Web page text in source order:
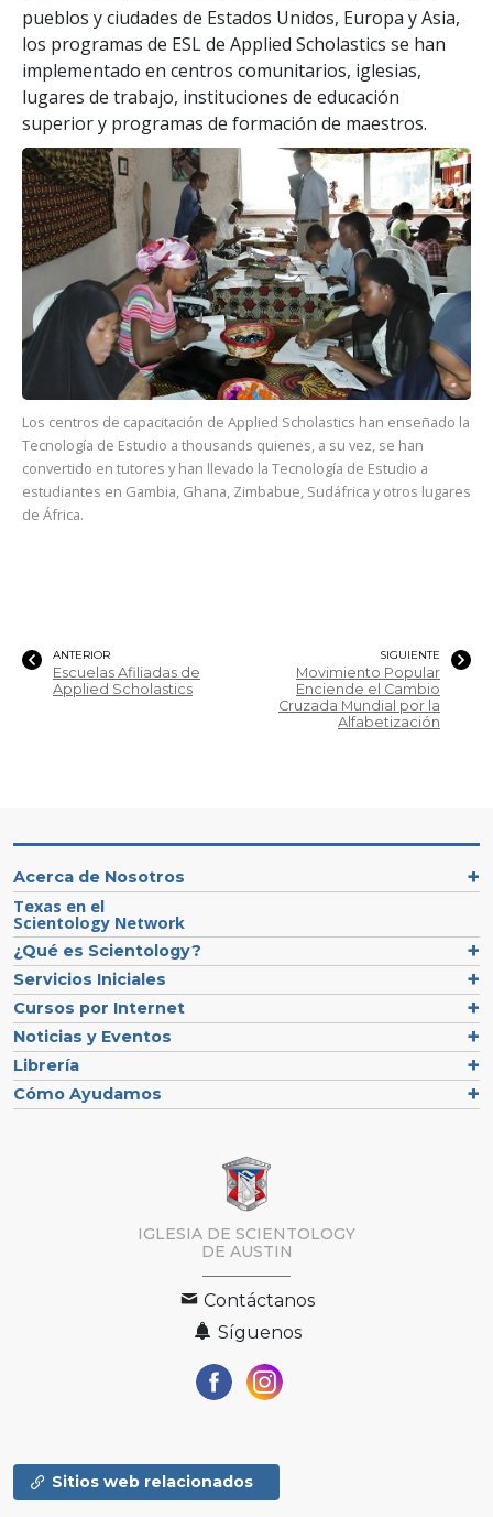
pueblos y ciudades de Estados Unidos, Europa y Asia,
los programas de ESL de Applied Scholastics se han
implementado en centros comunitarios, iglesias,
lugares de trabajo, instituciones de educación
superior y programas de formación de maestros.
Los centros de capacitación de Applied Scholastics han enseñado la
Tecnología de Estudio a thousands quienes, a su vez, se han
convertido en tutores y han llevado la Tecnología de Estudio a
estudiantes en Gambia, Ghana, Zimbabue, Sudáfrica y otros lugares
de África.
ANTERIOR
Escuelas Afiliadas de
Applied Scholastics
SIGUIENTE
Movimiento Popular
Enciende el Cambio
Cruzada Mundial por la
Alfabetización
Acerca de Nosotros
Texas en el
Scientology Network
¿Qué es Scientology?
Servicios Iniciales
Cursos por Internet
Noticias y Eventos
Librería
Cómo Ayudamos
IGLESIA DE SCIENTOLOGY
DE AUSTIN
Contáctanos
Síguenos
Sitios web relacionados